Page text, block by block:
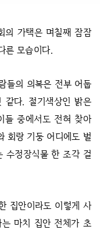
의 가택은 며칠째 잠잠
른 모습이다.
들의 의복은 전부 어둡
같다. 절기색상인 밝은
들 중에서도 전혀 찾아
회랑 기둥 어디에도 벌
수정장식물 한 조각 걸
집안이라도 이렇게 사
마치 집안 전체가 초